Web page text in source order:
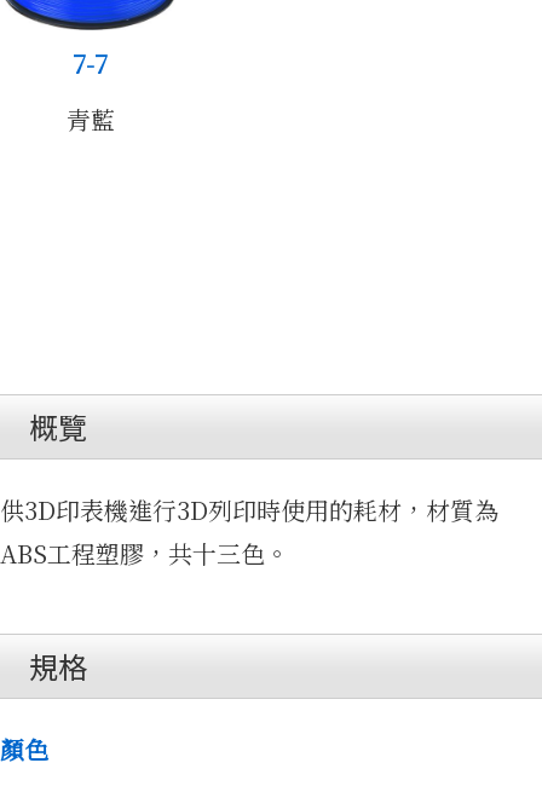
作品集
影片集
免費資
7-7
青藍
概覽
供3D印表機進行3D列印時使用的耗材，材質為
ABS工程塑膠，共十三色。
規格
顏色